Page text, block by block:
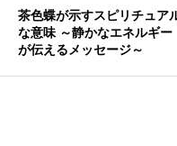
茶色蝶が示すスピリチュア
な意味 ～静かなエネルギー
が伝えるメッセージ～